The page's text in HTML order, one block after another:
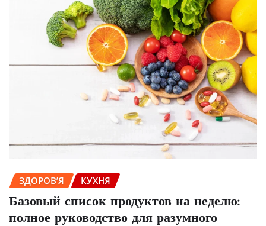
ЗДОРОВ’Я КУХНЯ
Базовый список продуктов на неделю:
полное руководство для разумного